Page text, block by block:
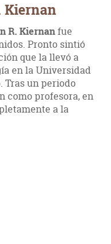
Kiernan
R. Kiernanfue
Pronto sintió
que la llevó a
en la Universidad
Tras un periodo
como profesora, en
a la